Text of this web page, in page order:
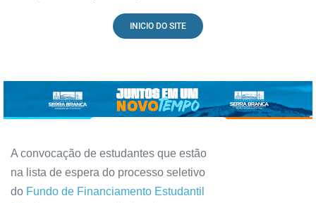
INICIO DO SITE
A convocação de estudantes que estão
na lista de espera do processo seletivo
do Fundo de Financiamento Estudantil